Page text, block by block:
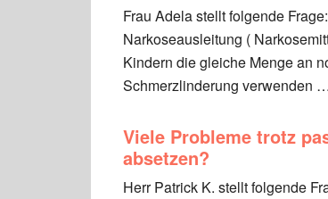
Frau Adela stellt folgende
Narkoseausleitung (
Kindern die gleiche Menge an
Schmerzlinderung verwenden
Viele Probleme trotz
absetzen?
Herr Patrick K. stellt folgende